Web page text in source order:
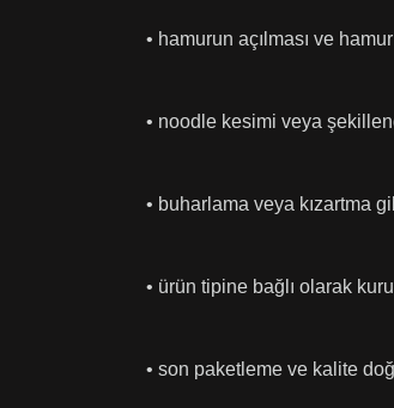
• hamurun açılması ve
• noodle kesimi veya
• buharlama veya kızartma
• ürün tipine bağlı olarak
• son paketleme ve kalite